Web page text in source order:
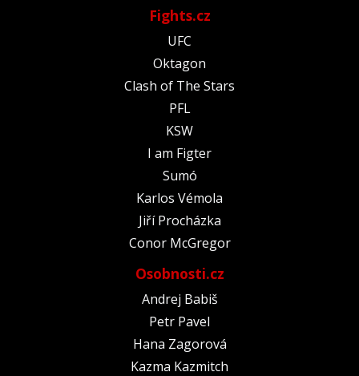
Fights.cz
UFC
Oktagon
Clash of The Stars
PFL
KSW
I am Figter
Sumó
Karlos Vémola
Jiří Procházka
Conor McGregor
Osobnosti.cz
Andrej Babiš
Petr Pavel
Hana Zagorová
Kazma Kazmitch